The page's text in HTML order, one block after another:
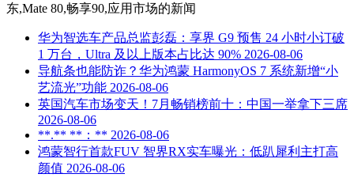
东,Mate 80,畅享90,应用市场的新闻
华为智选车产品总监彭磊：享界 G9 预售 24 小时小订破
1 万台，Ultra 及以上版本占比达 90% 2026-08-06
导航条也能防诈？华为鸿蒙 HarmonyOS 7 系统新增“小
艺流光”功能 2026-08-06
英国汽车市场变天！7月畅销榜前十：中国一举拿下三席
2026-08-06
**.** **：** 2026-08-06
鸿蒙智行首款FUV 智界RX实车曝光：低趴犀利主打高
颜值 2026-08-06